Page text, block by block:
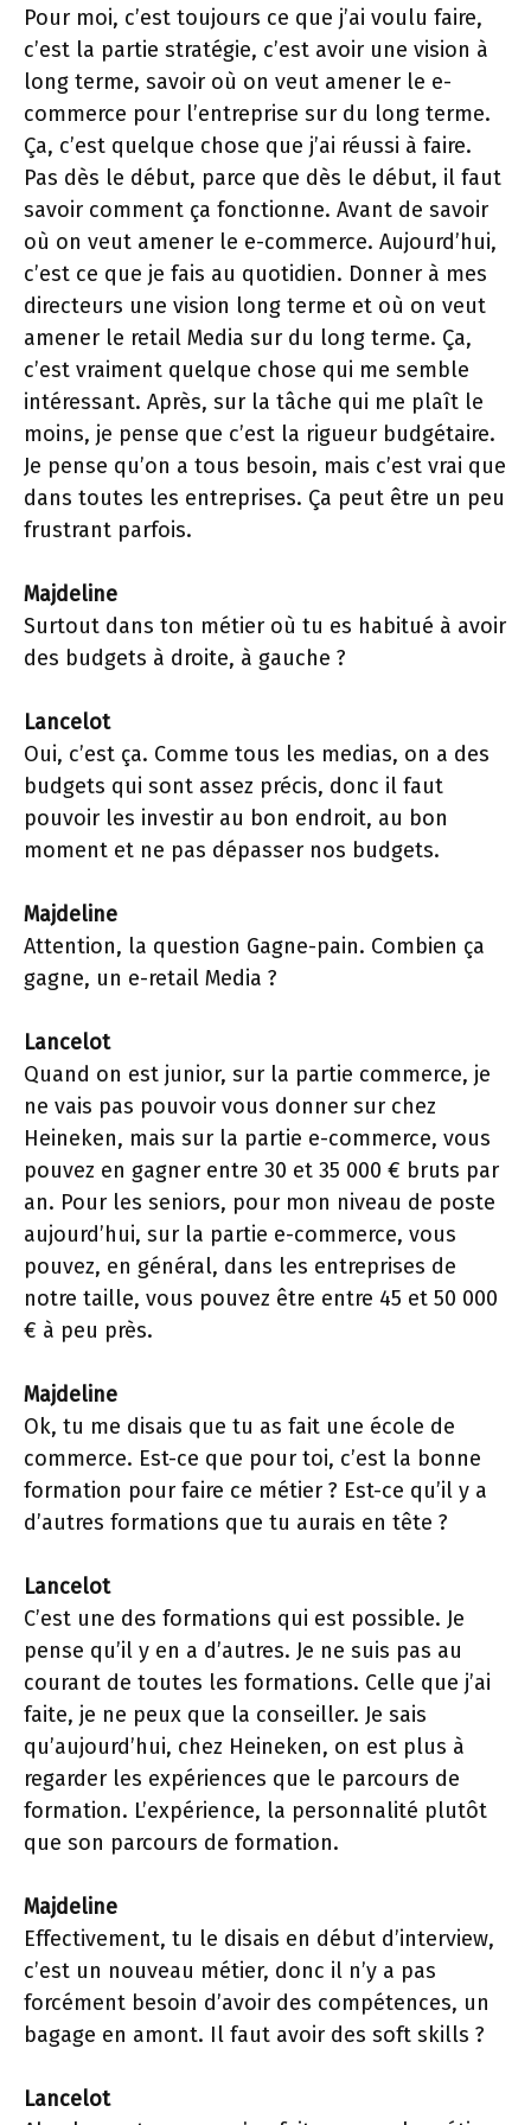
Pour moi, c’est toujours ce que j’ai voulu faire,
c’est la partie stratégie, c’est avoir une vision à
long terme, savoir où on veut amener le e-
commerce pour l’entreprise sur du long terme.
Ça, c’est quelque chose que j’ai réussi à faire.
Pas dès le début, parce que dès le début, il faut
savoir comment ça fonctionne. Avant de savoir
où on veut amener le e-commerce. Aujourd’hui,
c’est ce que je fais au quotidien. Donner à mes
directeurs une vision long terme et où on veut
amener le retail Media sur du long terme. Ça,
c’est vraiment quelque chose qui me semble
intéressant. Après, sur la tâche qui me plaît le
moins, je pense que c’est la rigueur budgétaire.
Je pense qu’on a tous besoin, mais c’est vrai que
dans toutes les entreprises. Ça peut être un peu
frustrant parfois.
Majdeline
Surtout dans ton métier où tu es habitué à avoir
des budgets à droite, à gauche ?
Lancelot
Oui, c’est ça. Comme tous les medias, on a des
budgets qui sont assez précis, donc il faut
pouvoir les investir au bon endroit, au bon
moment et ne pas dépasser nos budgets.
Majdeline
Attention, la question Gagne-pain. Combien ça
gagne, un e-retail Media ?
Lancelot
Quand on est junior, sur la partie commerce, je
ne vais pas pouvoir vous donner sur chez
Heineken, mais sur la partie e-commerce, vous
pouvez en gagner entre 30 et 35 000 € bruts par
an. Pour les seniors, pour mon niveau de poste
aujourd’hui, sur la partie e-commerce, vous
pouvez, en général, dans les entreprises de
notre taille, vous pouvez être entre 45 et 50 000
€ à peu près.
Majdeline
Ok, tu me disais que tu as fait une école de
commerce. Est-ce que pour toi, c’est la bonne
formation pour faire ce métier ? Est-ce qu’il y a
d’autres formations que tu aurais en tête ?
Lancelot
C’est une des formations qui est possible. Je
pense qu’il y en a d’autres. Je ne suis pas au
courant de toutes les formations. Celle que j’ai
faite, je ne peux que la conseiller. Je sais
qu’aujourd’hui, chez Heineken, on est plus à
regarder les expériences que le parcours de
formation. L’expérience, la personnalité plutôt
que son parcours de formation.
Majdeline
Effectivement, tu le disais en début d’interview,
c’est un nouveau métier, donc il n’y a pas
forcément besoin d’avoir des compétences, un
bagage en amont. Il faut avoir des soft skills ?
Lancelot